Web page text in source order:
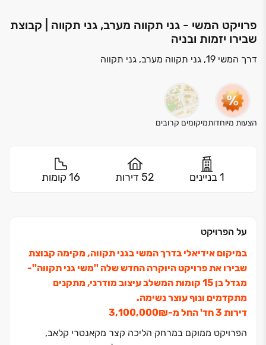
פרויקט המשי - גני תקווה מערב, גני תקווה | קבוצת
שבירו יזמות ובניה
דרך המשי 19, גני תקווה מערב, גני תקווה
הצעות מיוחדותמיקומים קרובים
1 בניינים 52 דירות 16 קומות
על הפרויקט
במיקום אידיאלי בדרך המשי בגני תקווה, מקימה קבוצת
שבירו את פרויקט היוקרה החדש שלה ''משי גני תקווה''-
מגדל בן ‏15 קומות המשלב עיצוב מודרני, מתקנים
מתקדמים ונוף עוצר נשימה.
דירות ‏3 חד' החל מ-‏₪‏3,100,000
הפרויקט ממוקם במרחק הליכה קצר מקאנטרי קלאב,